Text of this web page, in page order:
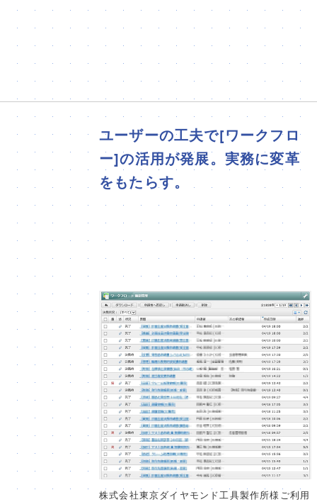
ユーザーの工夫で[ワークフロ
ー]の活用が発展。実務に変革
をもたらす。
株式会社東京ダイヤモンド工具製作所様ご利用